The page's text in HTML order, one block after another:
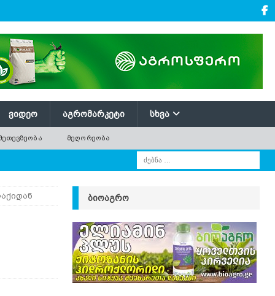
ᲕᲘᲓᲔᲝ ᲐᲒᲠᲝᲛᲐᲠᲙᲔᲢᲘ ᲡᲮᲕᲐ
ᲛᲔᲦᲝᲠᲔᲝᲑᲐ
ᲑᲘᲝᲐᲒᲠᲝ